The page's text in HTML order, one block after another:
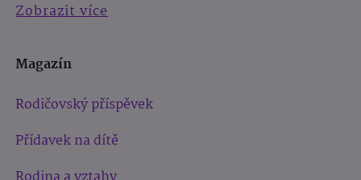
Zobrazit více
Magazín
Rodičovský příspěvek
Přídavek na dítě